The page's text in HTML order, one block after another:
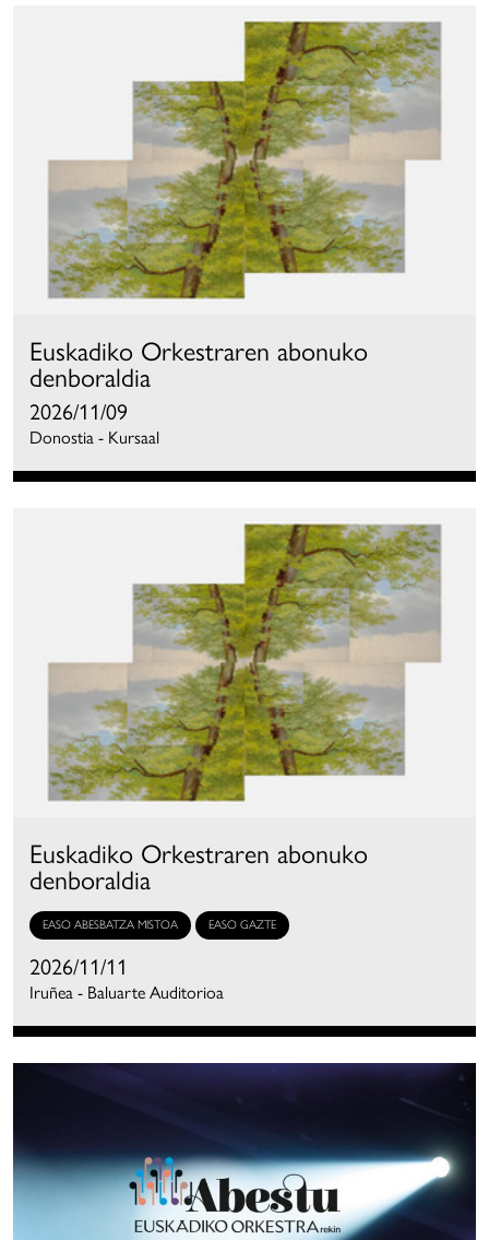
Euskadiko Orkestraren abonuko
denboraldia
2026/11/09
Donostia - Kursaal
Euskadiko Orkestraren abonuko
denboraldia
EASO ABESBATZA MISTOA EASO GAZTE
2026/11/11
Iruñea - Baluarte Auditorioa